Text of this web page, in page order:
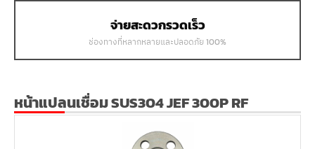
จ่ายสะดวกรวดเร็ว
ช่องทางที่หลากหลายและปลอดภัย 100%
หน้าแปลนเชื่อม SUS304 JEF 300P RF